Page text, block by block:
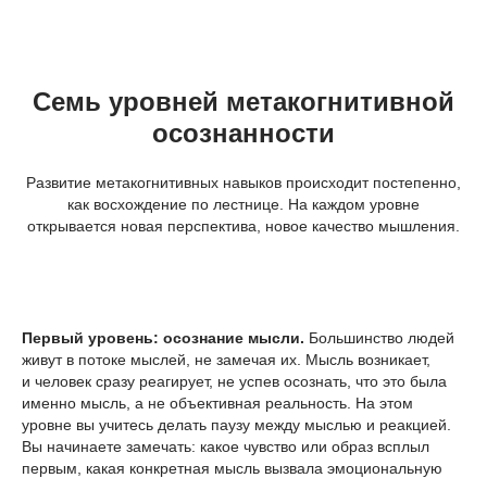
Семь уровней метакогнитивной
осознанности
Развитие метакогнитивных навыков происходит постепенно,
как восхождение по лестнице. На каждом уровне
открывается новая перспектива, новое качество мышления.
Первый уровень: осознание мысли. Большинство людей
живут в потоке мыслей, не замечая их. Мысль возникает,
и человек сразу реагирует, не успев осознать, что это была
именно мысль, а не объективная реальность. На этом
уровне вы учитесь делать паузу между мыслью и реакцией.
Вы начинаете замечать: какое чувство или образ всплыл
первым, какая конкретная мысль вызвала эмоциональную